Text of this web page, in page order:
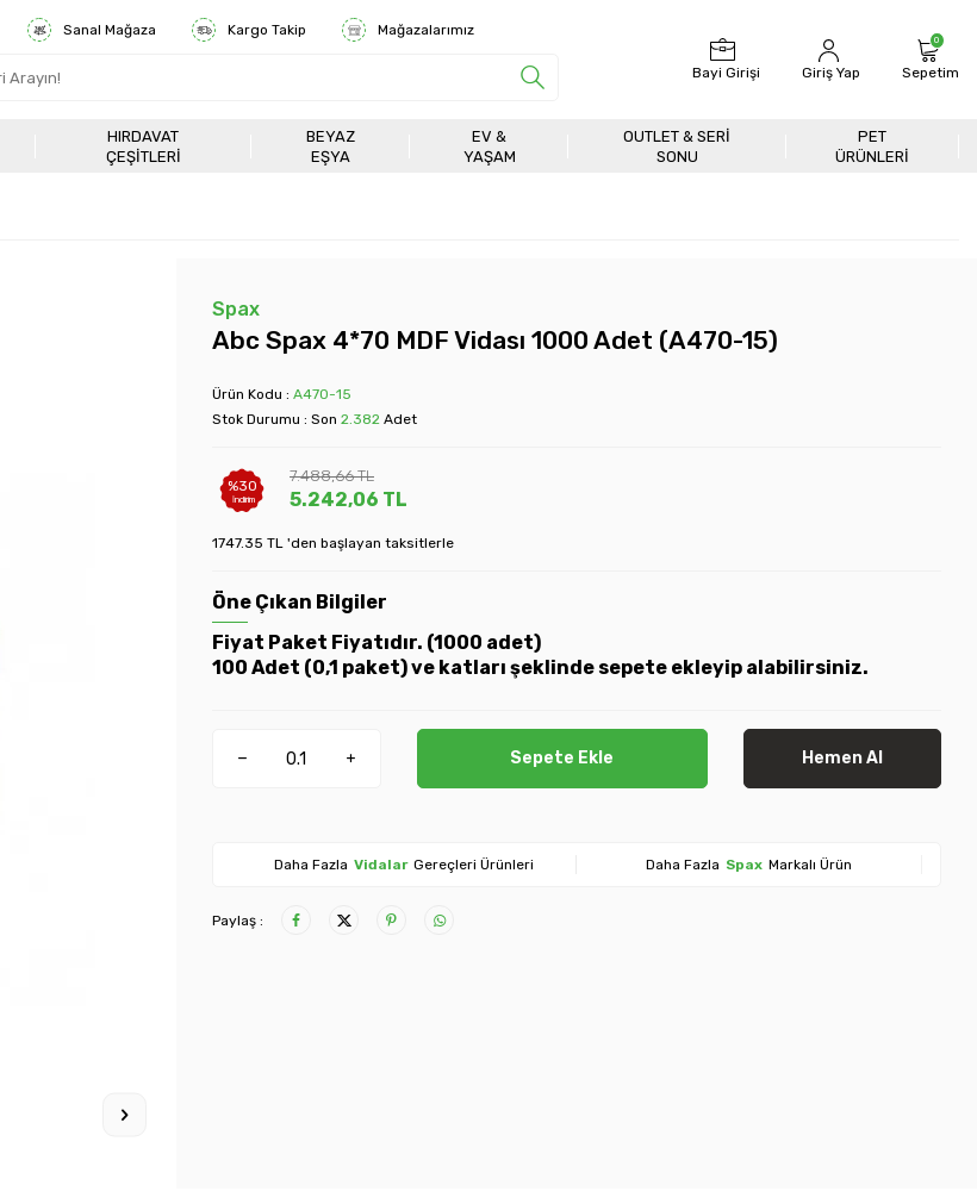
Sanal Mağaza Kargo Takip Mağazalarımız
Bayi Girişi Giriş Yap
0
Sepetim
HIRDAVAT
ÇEŞITLERI
BEYAZ
EŞYA
EV &
YAŞAM
OUTLET & SERI
SONU
PET
ÜRÜNLERİ
Spax
Abc Spax 4*70 MDF Vidası 1000 Adet (A470-15)
Ürün Kodu : A470-15
Stok Durumu : Son 2.382 Adet
%30
İndirim
7.488,66TL
5.242,06 TL
1747.35 TL 'den başlayan taksitlerle
Öne Çıkan Bilgiler
Fiyat Paket Fiyatıdır. (1000 adet)
100 Adet (0,1 paket) ve katları şeklinde sepete ekleyip alabilirsiniz.
Sepete Ekle Hemen Al
Daha Fazla Vidalar Gereçleri Ürünleri Daha Fazla Spax Markalı Ürün
Paylaş :